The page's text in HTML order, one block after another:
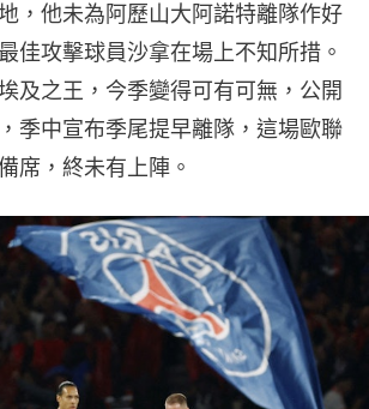
，他未為阿歷山大阿諾特離隊作好
佳攻擊球員沙拿在場上不知所措。
及之王，今季變得可有可無，公開
季中宣布季尾提早離隊，這場歐聯
席，終未有上陣。